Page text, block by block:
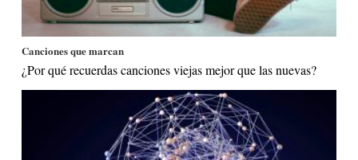
Canciones que marcan
¿Por qué recuerdas canciones viejas mejor que las nuevas?